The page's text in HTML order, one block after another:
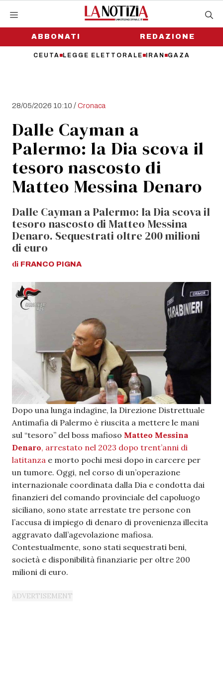
contenutoABBONATI
CEUTA LEGGE ELETTORALE IRAN GAZA
REDAZIONE
28/05/2026 10:10 /Cronaca
Dalle Cayman a
Palermo: la Dia scova il
tesoro nascosto di
Matteo Messina Denaro
Dalle Cayman a Palermo: la Dia scova il
tesoro nascosto di Matteo Messina
Denaro. Sequestrati oltre 200 milioni
di euro
di FRANCO PIGNA
Dopo una lunga indagine, la Direzione Distrettuale
Antimafia di Palermo è riuscita a mettere le mani
sul “tesoro” del boss mafioso Matteo Messina
Denaro, arrestato nel 2023 dopo trent’anni di
latitanza e morto pochi mesi dopo in carcere per
un tumore. Oggi, nel corso di un’operazione
internazionale coordinata dalla Dia e condotta dai
finanzieri del comando provinciale del capoluogo
siciliano, sono state arrestate tre persone con
l’accusa di impiego di denaro di provenienza illecita
aggravato dall’agevolazione mafiosa.
Contestualmente, sono stati sequestrati beni,
società e disponibilità finanziarie per oltre 200
milioni di euro.